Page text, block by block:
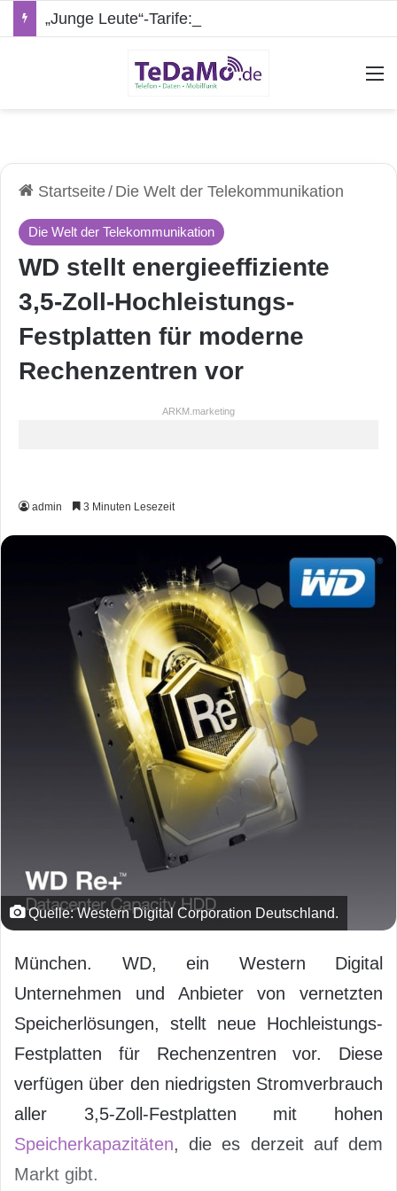
Startseite/ Die Welt der Telekommunikation
Die Welt der Telekommunikation
WD stellt energieeffiziente
3,5-Zoll-Hochleistungs-
Festplatten für moderne
Rechenzentren vor
ARKM.marketing
admin 3 Minuten Lesezeit
Quelle: Western Digital Corporation Deutschland.
München. WD, ein Western Digital
Unternehmen und Anbieter von vernetzten
Speicherlösungen, stellt neue Hochleistungs-
Festplatten für Rechenzentren vor. Diese
verfügen über den niedrigsten Stromverbrauch
aller 3,5-Zoll-Festplatten mit hohen
Speicherkapazitäten, die es derzeit auf dem
Markt gibt.